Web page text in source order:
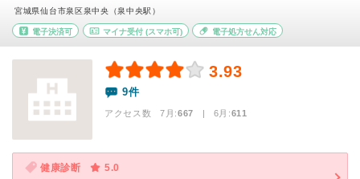
宮城県仙台市泉区泉中央（泉中央駅）
電子決済可 マイナ受付(スマホ可) 電子処方せん対応
3.93
9件
アクセス数 7月:667 | 6月:611
健康診断
5.0